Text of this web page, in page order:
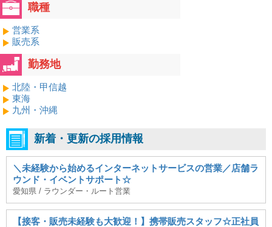
職種
営業系
販売系
勤務地
北陸・甲信越
東海
九州・沖縄
新着・更新の採用情報
＼未経験から始めるインターネットサービスの営業／店舗ラ
ウンド・イベントサポート☆
愛知県 / ラウンダー・ルート営業
【接客・販売未経験も大歓迎！】携帯販売スタッフ☆正社員